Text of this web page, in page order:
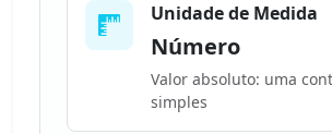
Unidade de Medida
Número
Valor absoluto: uma
simples